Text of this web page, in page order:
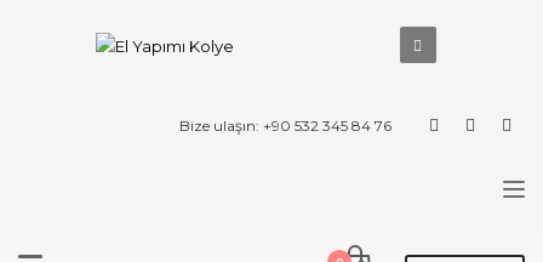
Bize ulaşın: +90 532 345 84 76